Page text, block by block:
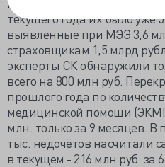
текущего года их было уже
выявленные при МЭЭ 3,6
страховщикам 1,5 млрд
эксперты СК обнаружили
всего на 800 млн руб.
прошлого года по
медицинской помощи
млн. только за 9 месяцев.
тыс. недочётов насчитали
в текущем - 216 млн руб. за